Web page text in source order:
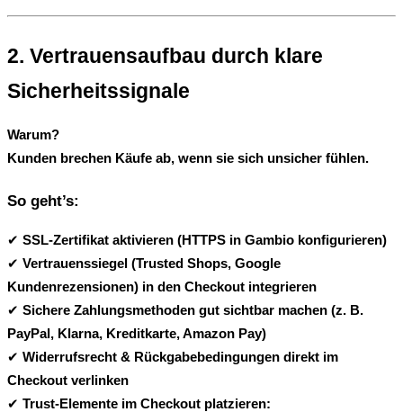
2. Vertrauensaufbau durch klare
Sicherheitssignale
Warum?
Kunden brechen Käufe ab, wenn sie sich unsicher fühlen.
So geht’s:
✔ SSL-Zertifikat aktivieren (HTTPS in Gambio konfigurieren)
✔ Vertrauenssiegel (Trusted Shops, Google
Kundenrezensionen) in den Checkout integrieren
✔ Sichere Zahlungsmethoden gut sichtbar machen (z. B.
PayPal, Klarna, Kreditkarte, Amazon Pay)
✔ Widerrufsrecht & Rückgabebedingungen direkt im
Checkout verlinken
✔ Trust-Elemente im Checkout platzieren: